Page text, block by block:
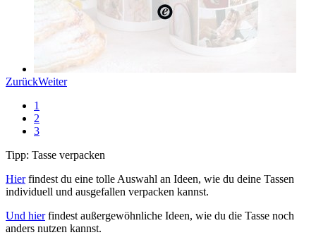
ZurückWeiter
1
2
3
Tipp: Tasse verpacken
Hierfindest du eine tolle Auswahl an Ideen, wie du deine Tassen
individuell und ausgefallen verpacken kannst.
Und hierfindest außergewöhnliche Ideen, wie du die Tasse noch
anders nutzen kannst.